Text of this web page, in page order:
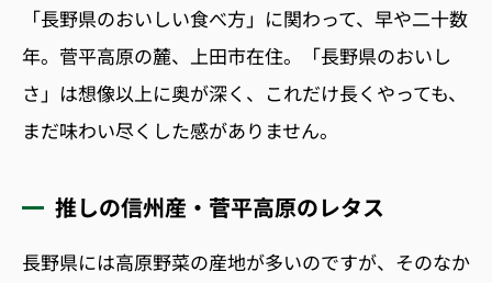
「長野県のおいしい食べ方」に関わって、早や二十数
年。菅平高原の麓、上田市在住。「長野県のおいし
さ」は想像以上に奥が深く、これだけ長くやっても、
まだ味わい尽くした感がありません。
推しの信州産・菅平高原のレタス
長野県には高原野菜の産地が多いのですが、そのなか